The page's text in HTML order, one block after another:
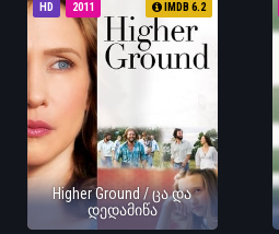
HD 2011 IMDB 6.2
Higher Ground / ცა და
დედამიწა